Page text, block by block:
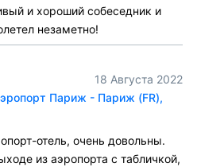
и хороший собеседник и
незаметно!
18 Августа 2022
Париж - Париж (FR),
отель, очень довольны.
из аэропорта с табличкой,